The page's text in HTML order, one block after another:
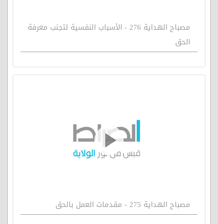
مصباح الهداية 276 - الأسباب النفسية لتجنب معرفة
الحق
مصباح الهداية 275 - مقدمات العمل بالحق